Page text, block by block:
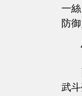
一
防
武